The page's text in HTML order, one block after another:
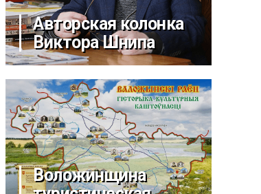
Авторская колонка
Виктора Шнипа
Воложинщина